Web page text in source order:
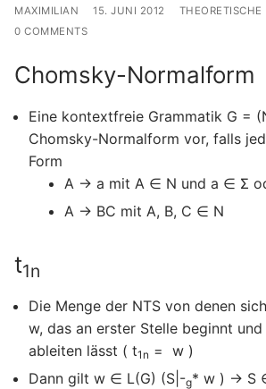
MAXIMILIAN 15. JUNI 2012
THEORETISCHE
0 COMMENTS
Chomsky-Normalform
Eine kontextfreie Grammatik G =
Chomsky-Normalform vor, falls
Form
A → a mit A ∈ N und a ∈ Σ
A → BC mit A, B, C ∈ N
t1n
Die Menge der NTS von denen
w, das an erster Stelle beginnt und
ableiten lässt ( t1n = w )
Dann gilt w ∈ L(G) (S|-g* w ) → S